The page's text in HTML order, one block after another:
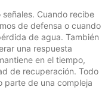
Cuando recibe
de defensa o cuando
de agua. También
una respuesta
en el tiempo,
de recuperación. Todo
parte de una compleja